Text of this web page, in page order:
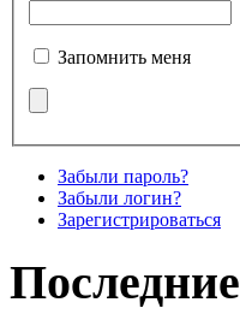
Запомнить меня
Забыли пароль?
Забыли логин?
Зарегистрироваться